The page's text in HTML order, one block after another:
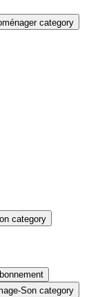
category
category
Son category